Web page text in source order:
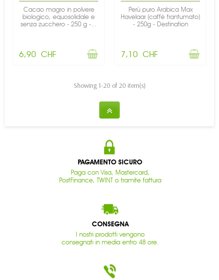
Cacao magro in polvere
biologico, equosolidale e
senza zucchero - 250 g -...
6,90 CHF
Perù puro Arabica Max
Havelaar (caffè frantumato)
- 250g - Destination
7,10 CHF
Showing 1-20 of 20 item(s)
PAGAMENTO SICURO
Paga con Visa, Mastercard,
PostFinance, TWINT o tramite fattura
CONSEGNA
I nostri prodotti vengono
consegnati in media entro 48 ore.